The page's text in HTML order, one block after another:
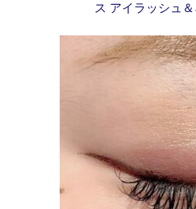
ス アイラッシュ＆